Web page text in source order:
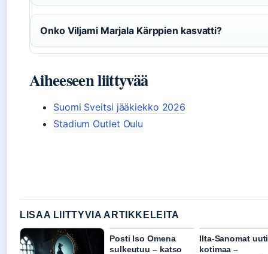
Onko Viljami Marjala Kärppien kasvatti?
Aiheeseen liittyvää
Suomi Sveitsi jääkiekko 2026
Stadium Outlet Oulu
LISAA LIITTYVIA ARTIKKELEITA
Posti Iso Omena
sulkeutuu – katso
Ilta-Sanomat
kotimaa –